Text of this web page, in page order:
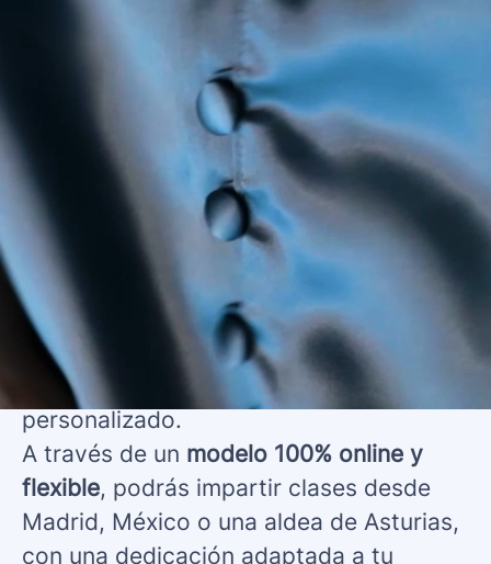
como estudiante.
Ahora tienes la
oportunidad de estar
al otro lado, como
docente
UNIR es excelencia académica e
innovación, ofreciendo una experiencia
universitaria con impacto real, para
todos, y con un acompañamiento
personalizado.
A través de un modelo 100% online y
flexible, podrás impartir clases desde
Madrid, México o una aldea de Asturias,
con una dedicación adaptada a tu